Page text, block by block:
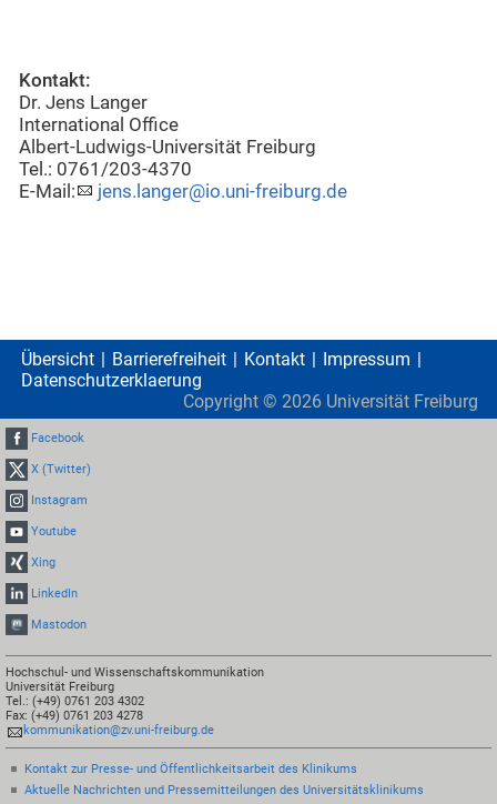
Kontakt:
Dr. Jens Langer
International Office
Albert-Ludwigs-Universität Freiburg
Tel.: 0761/203-4370
E-Mail:
jens.langer@io.uni-freiburg.de
Übersicht Barrierefreiheit Kontakt
Impressum
Datenschutzerklaerung
Copyright © 2026 Universität Freiburg
Facebook
X (Twitter)
Instagram
Youtube
Xing
LinkedIn
Mastodon
Hochschul- und Wissenschaftskommunikation
Universität Freiburg
Tel.: (+49) 0761 203 4302
Fax: (+49) 0761 203 4278
kommunikation@zv.uni-freiburg.de
Kontakt zur Presse- und Öffentlichkeitsarbeit des Klinikums
Aktuelle Nachrichten und Pressemitteilungen des Universitätsklinikums